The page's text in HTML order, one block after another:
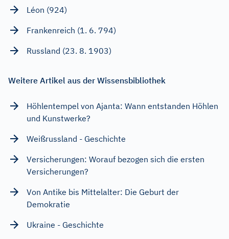
Léon (924)
Frankenreich (1. 6. 794)
Russland (23. 8. 1903)
Weitere Artikel aus der Wissensbibliothek
Höhlentempel von Ajanta: Wann entstanden Höhlen
und Kunstwerke?
Weißrussland - Geschichte
Versicherungen: Worauf bezogen sich die ersten
Versicherungen?
Von Antike bis Mittelalter: Die Geburt der
Demokratie
Ukraine - Geschichte